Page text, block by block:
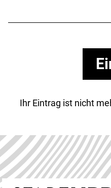
Ihr Eintrag ist nicht